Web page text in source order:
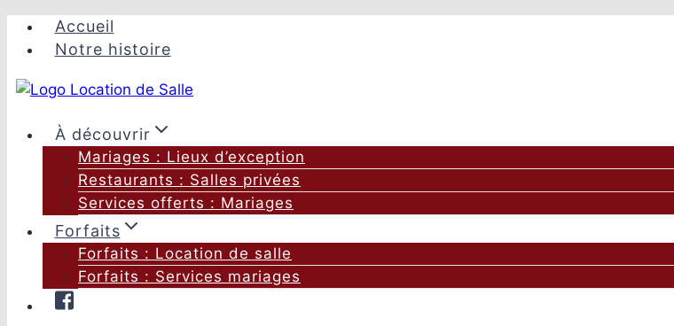
Aller
Accueil
Notre histoire
À découvrir
Mariages : Lieux d’exception
Restaurants : Salles privées
Services offerts : Mariages
Forfaits
Forfaits : Location de salle
Forfaits : Services mariages